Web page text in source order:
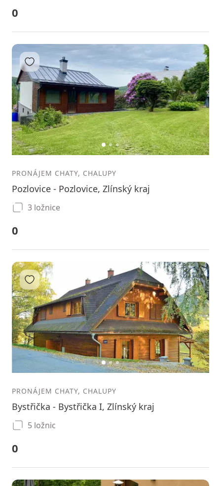
0
12 3
Přidat do oblíbených
PRONÁJEM CHATY, CHALUPY
Pozlovice - Pozlovice, Zlínský kraj
3 ložnice
0
12 3
Přidat do oblíbených
PRONÁJEM CHATY, CHALUPY
Bystřička - Bystřička I, Zlínský kraj
5 ložnic
0